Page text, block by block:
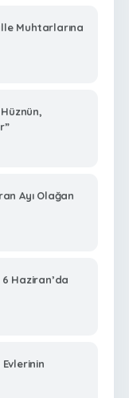
Muhtarlarına
Ayı Olağan
Haziran’da